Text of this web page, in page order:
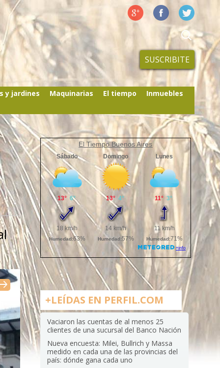
SUSCRIBITE
y jardines Maquinarias El tiempo Inmuebles
El Tiempo Buenos Aires
+LEÍDAS EN PERFIL.COM
Vaciaron las cuentas de al menos 25
clientes de una sucursal del Banco Nación
Nueva encuesta: Milei, Bullrich y Massa
medido en cada una de las provincias del
país: dónde gana cada uno